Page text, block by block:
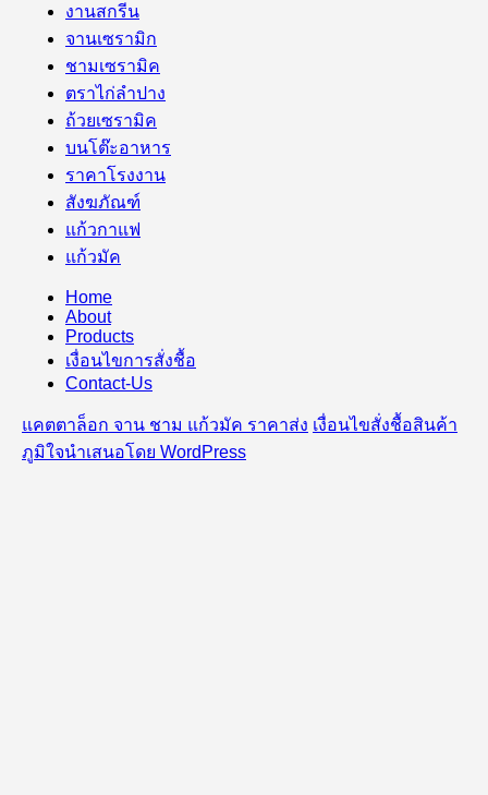
งานสกรีน
จานเซรามิก
ชามเซรามิค
ตราไก่ลำปาง
ถ้วยเซรามิค
บนโต๊ะอาหาร
ราคาโรงงาน
สังฆภัณฑ์
แก้วกาแฟ
แก้วมัค
Home
About
Products
เงื่อนไขการสั่งชื้อ
Contact-Us
แคตตาล็อก จาน ชาม แก้วมัค ราคาส่ง เงื่อนไขสั่งชื้อสินค้า
ภูมิใจนำเสนอโดย WordPress